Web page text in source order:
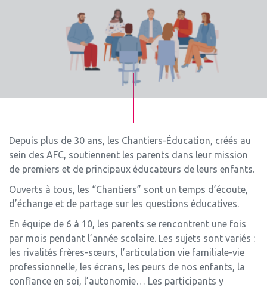
Depuis plus de 30 ans, les Chantiers-Éducation, créés au
sein des AFC, soutiennent les parents dans leur mission
de premiers et de principaux éducateurs de leurs enfants.
Ouverts à tous, les “Chantiers” sont un temps d’écoute,
d’échange et de partage sur les questions éducatives.
En équipe de 6 à 10, les parents se rencontrent une fois
par mois pendant l’année scolaire. Les sujets sont variés :
les rivalités frères-sœurs, l’articulation vie familiale-vie
professionnelle, les écrans, les peurs de nos enfants, la
confiance en soi, l’autonomie… Les participants y